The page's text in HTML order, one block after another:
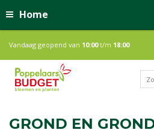
Home
Vandaag geopend van 10:00t/m 18:00
GROND EN